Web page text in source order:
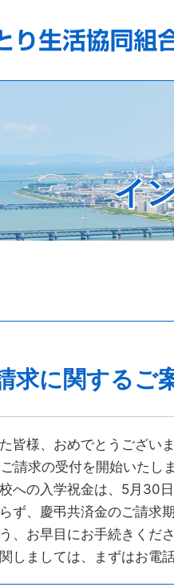
イ
求に関するご
皆様、おめでとうございま
請求の受付を開始いたしま
への入学祝金は、5月30日
ず、慶弔共済金のご請求
、お早目にお手続きくださ
しましては、まずはお電